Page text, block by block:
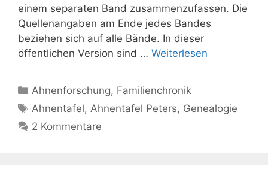
einem separaten Band zusammenzufassen. Die
Quellenangaben am Ende jedes Bandes
beziehen sich auf alle Bände. In dieser
öffentlichen Version sind … Weiterlesen
Kategorien
Ahnenforschung, Familienchronik
Schlagwörter
Ahnentafel, Ahnentafel Peters, Genealogie
2 Kommentare